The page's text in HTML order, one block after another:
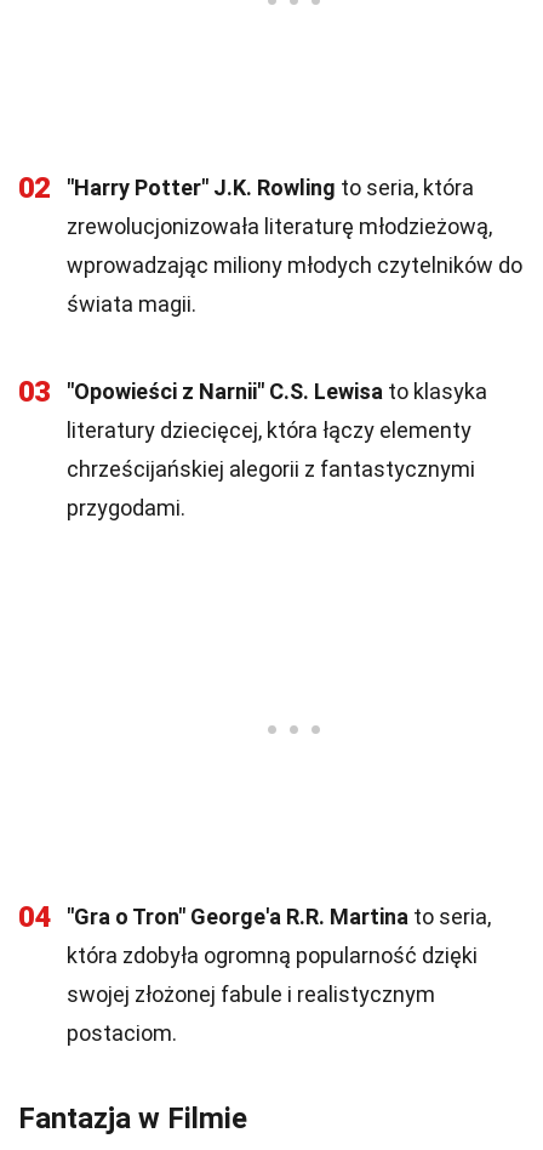
02 "Harry Potter" J.K. Rowling to seria, która
zrewolucjonizowała literaturę młodzieżową,
wprowadzając miliony młodych czytelników do
świata magii.
03 "Opowieści z Narnii" C.S. Lewisa to klasyka
literatury dziecięcej, która łączy elementy
chrześcijańskiej alegorii z fantastycznymi
przygodami.
04 "Gra o Tron" George'a R.R. Martina to seria,
która zdobyła ogromną popularność dzięki
swojej złożonej fabule i realistycznym
postaciom.
Fantazja w Filmie